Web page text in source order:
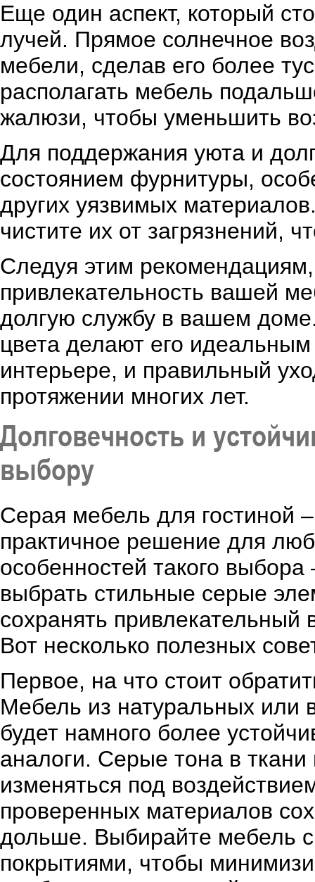
Еще один аспект, который
лучей. Прямое солнечное
мебели, сделав его более
располагать мебель
жалюзи, чтобы уменьшить
Для поддержания уюта и
состоянием фурнитуры,
других уязвимых
чистите их от загрязнений,
Следуя этим
привлекательность вашей
долгую службу в вашем
цвета делают его
интерьере, и правильный
протяжении многих лет.
Долговечность и
выбору
Серая мебель для гостиной
практичное решение для
особенностей такого выбора
выбрать стильные серые
сохранять
Вот несколько полезных
Первое, на что стоит
Мебель из натуральных или
будет намного более
аналоги. Серые тона в
изменяться под
проверенных материалов
дольше. Выбирайте мебель
покрытиями, чтобы